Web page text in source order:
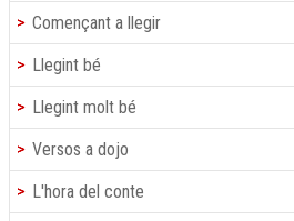
Començant a llegir
Llegint bé
Llegint molt bé
Versos a dojo
L'hora del conte